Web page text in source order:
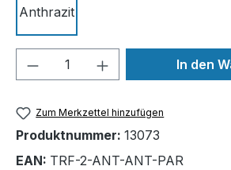
Anthrazit
Produkt Anzahl: GibIn den
Zum Merkzettel hinzufügen
Produktnummer: 13073
EAN: TRF-2-ANT-ANT-PAR